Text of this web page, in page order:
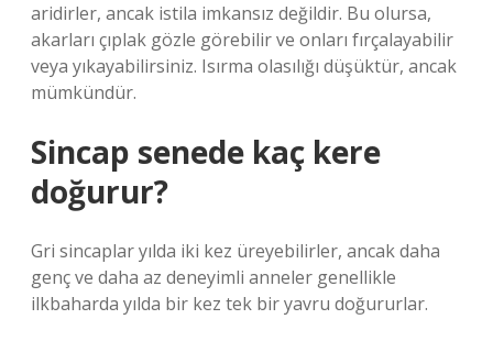
aridirler, ancak istila imkansız değildir. Bu olursa,
akarları çıplak gözle görebilir ve onları fırçalayabilir
veya yıkayabilirsiniz. Isırma olasılığı düşüktür, ancak
mümkündür.
Sincap senede kaç kere
doğurur?
Gri sincaplar yılda iki kez üreyebilirler, ancak daha
genç ve daha az deneyimli anneler genellikle
ilkbaharda yılda bir kez tek bir yavru doğururlar.